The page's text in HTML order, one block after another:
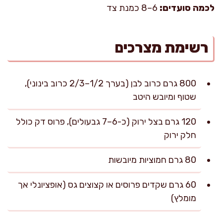
לכמה סועדים:
רשימת מצרכים
800 גרם כרוב לבן (בערך 1/2–2/3 כרוב בינוני),
שטוף ומיובש היטב
120 גרם בצל ירוק (כ-6–7 גבעולים), פרוס דק כולל
חלק ירוק
80 גרם חמוציות מיובשות
60 גרם שקדים פרוסים או קצוצים גס (אופציונלי אך
מומלץ)